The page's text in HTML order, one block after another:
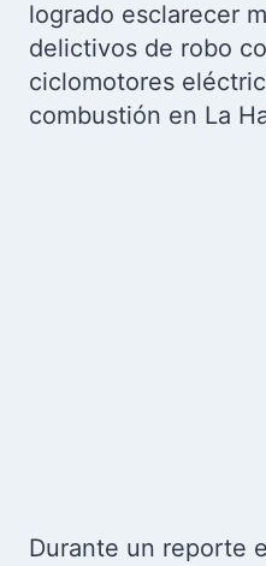
logrado esclarecer
delictivos de robo
ciclomotores
combustión en La
Durante un reporte